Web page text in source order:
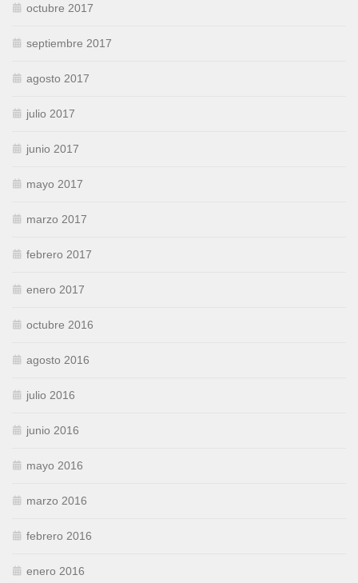
octubre 2017
septiembre 2017
agosto 2017
julio 2017
junio 2017
mayo 2017
marzo 2017
febrero 2017
enero 2017
octubre 2016
agosto 2016
julio 2016
junio 2016
mayo 2016
marzo 2016
febrero 2016
enero 2016